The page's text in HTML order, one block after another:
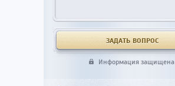
Информация защищена